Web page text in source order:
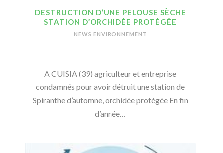
DESTRUCTION D’UNE PELOUSE SÈCHE
STATION D’ORCHIDÉE PROTÉGÉE
NEWS ENVIRONNEMENT
A CUISIA (39) agriculteur et entreprise
condamnés pour avoir détruit une station de
Spiranthe d’automne, orchidée protégée En fin
d’année…